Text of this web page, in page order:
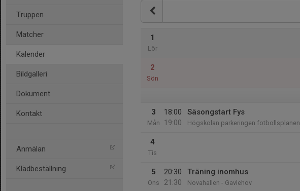
Truppen
Matcher
Kalender
Bildgalleri
Dokument
Kontakt
Anmälan
Klädbeställning
1
Lör
2
Sön
3
Mån
18:00
19:00
Säsongstart Fys
Högskolan parkeringen fotbollsplanen
4
Tis
5
Ons
20:30
21:30
Träning inomhus
Novahallen - Gavlehov